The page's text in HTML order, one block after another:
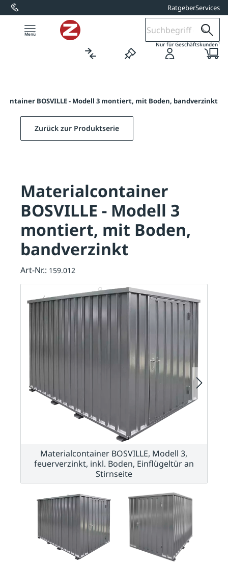
springen RatgeberServices
Nur für Geschäftskunden1
BOSVILLE - Modell 3 montiert, mit Boden, bandverzinkt
Zurück zur Produktserie
Materialcontainer
BOSVILLE - Modell 3
montiert, mit Boden,
bandverzinkt
Art-Nr.: 159.012
Materialcontainer BOSVILLE, Modell 3,
feuerverzinkt, inkl. Boden, Einflügeltür an
Stirnseite